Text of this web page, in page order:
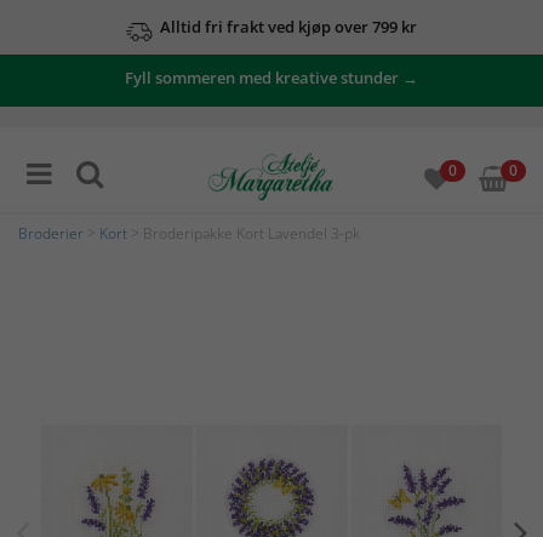
Alltid fri frakt ved kjøp over 799 kr
Fyll sommeren med kreative stunder →
0 0
Broderier Kort > Broderipakke Kort Lavendel 3-pk